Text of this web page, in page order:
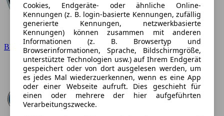
BMW
Cookies, Endgeräte- oder ähnliche Online-
Kennungen (z. B. login-basierte Kennungen, zufällig
generierte Kennungen, netzwerkbasierte
Kennungen) können zusammen mit anderen
Informationen (z. B. Browsertyp und
Browserinformationen, Sprache, Bildschirmgröße,
unterstützte Technologien usw.) auf Ihrem Endgerät
gespeichert oder von dort ausgelesen werden, um
es jedes Mal wiederzuerkennen, wenn es eine App
oder einer Webseite aufruft. Dies geschieht für
einen oder mehrere der hier aufgeführten
Verarbeitungszwecke.